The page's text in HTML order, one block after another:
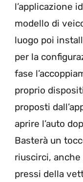
l’applicazione
modello di
luogo poi
per la
fase
proprio
proposti
aprire l’auto
Basterà un
riuscirci,
pressi della